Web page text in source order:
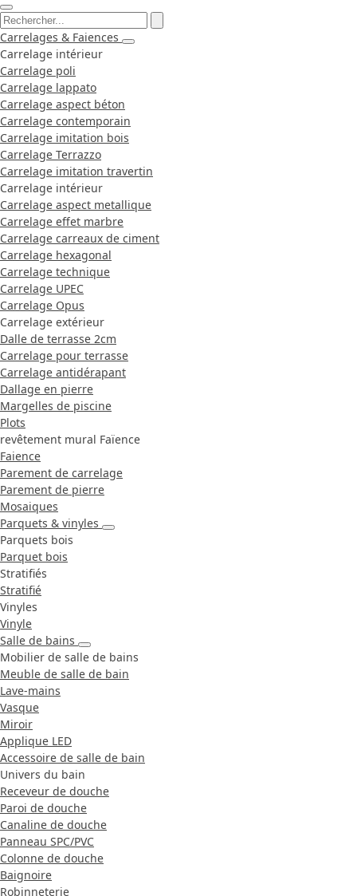
Carrelages & Faiences
Carrelage intérieur
Carrelage poli
Carrelage lappato
Carrelage aspect béton
Carrelage contemporain
Carrelage imitation bois
Carrelage Terrazzo
Carrelage imitation travertin
Carrelage intérieur
Carrelage aspect metallique
Carrelage effet marbre
Carrelage carreaux de ciment
Carrelage hexagonal
Carrelage technique
Carrelage UPEC
Carrelage Opus
Carrelage extérieur
Dalle de terrasse 2cm
Carrelage pour terrasse
Carrelage antidérapant
Dallage en pierre
Margelles de piscine
Plots
revêtement mural Faïence
Faience
Parement de carrelage
Parement de pierre
Mosaiques
Parquets & vinyles
Parquets bois
Parquet bois
Stratifiés
Stratifié
Vinyles
Vinyle
Salle de bains
Mobilier de salle de bains
Meuble de salle de bain
Lave-mains
Vasque
Miroir
Applique LED
Accessoire de salle de bain
Univers du bain
Receveur de douche
Paroi de douche
Canaline de douche
Panneau SPC/PVC
Colonne de douche
Baignoire
Robinneterie